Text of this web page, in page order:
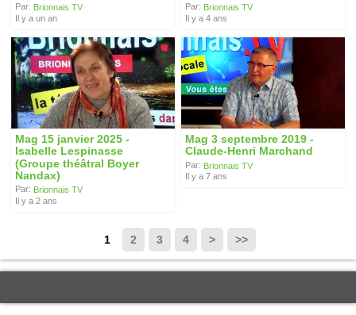
Par: Brionnais TV
Il y a un an
Par: Brionnais TV
Il y a 4 ans
Mag 15 janvier 2025 -
Isabelle Lespinasse
(Groupe théâtral Boyer
Nandax)
Par: Brionnais TV
Il y a 2 ans
Mag 3 septembre 2019 -
Claude-Henri Marchand
Par: Brionnais TV
Il y a 7 ans
1 2 3 4 > >>